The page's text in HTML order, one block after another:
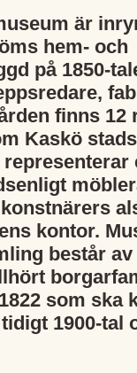
är
hem- och
på 1850-
finns 12
Kaskö stads
kontor.
består
som ska
1900-tal